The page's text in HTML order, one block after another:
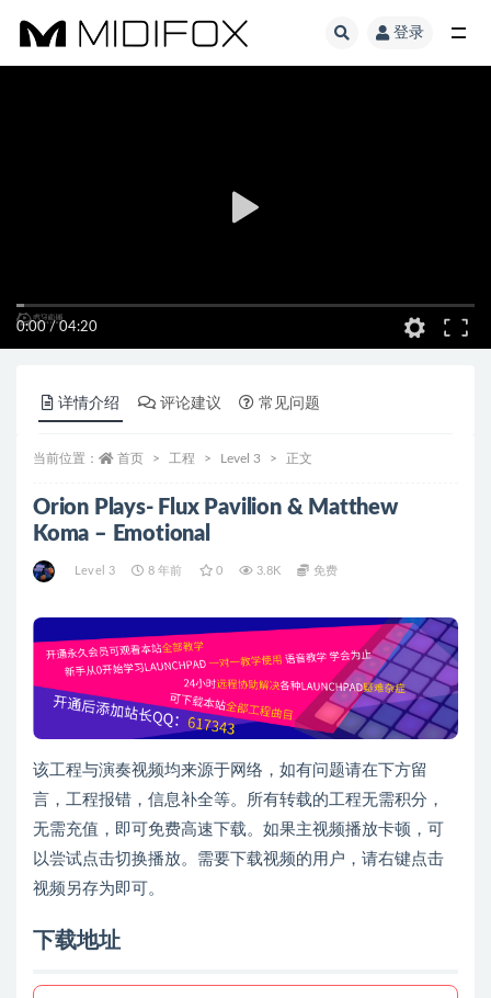
登录
0:00/04:20
详情介绍 评论建议 常见问题
当前位置： 首页 工程 Level 3 正文
Orion Plays- Flux Pavilion & Matthew
Koma – Emotional
Level 3 8 年前 0 3.8K 免费
该工程与演奏视频均来源于网络，如有问题请在下方留
言，工程报错，信息补全等。所有转载的工程无需积分，
无需充值，即可免费高速下载。如果主视频播放卡顿，可
以尝试点击切换播放。需要下载视频的用户，请右键点击
视频另存为即可。
下载地址